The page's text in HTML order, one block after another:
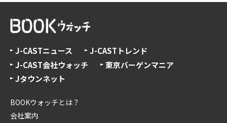
J-CASTニュース
J-CASTトレンド
J-CAST会社ウォッチ
東京バーゲンマニア
Jタウンネット
BOOKウォッチとは？
会社案内